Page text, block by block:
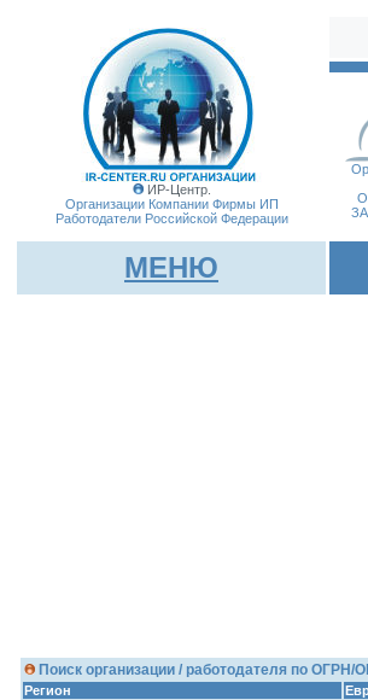
ИР-Центр.
Организации Компании Фирмы ИП
Работодатели Российской Федерации
МЕНЮ
Поиск организации / работодателя по ОГРН/
Регион